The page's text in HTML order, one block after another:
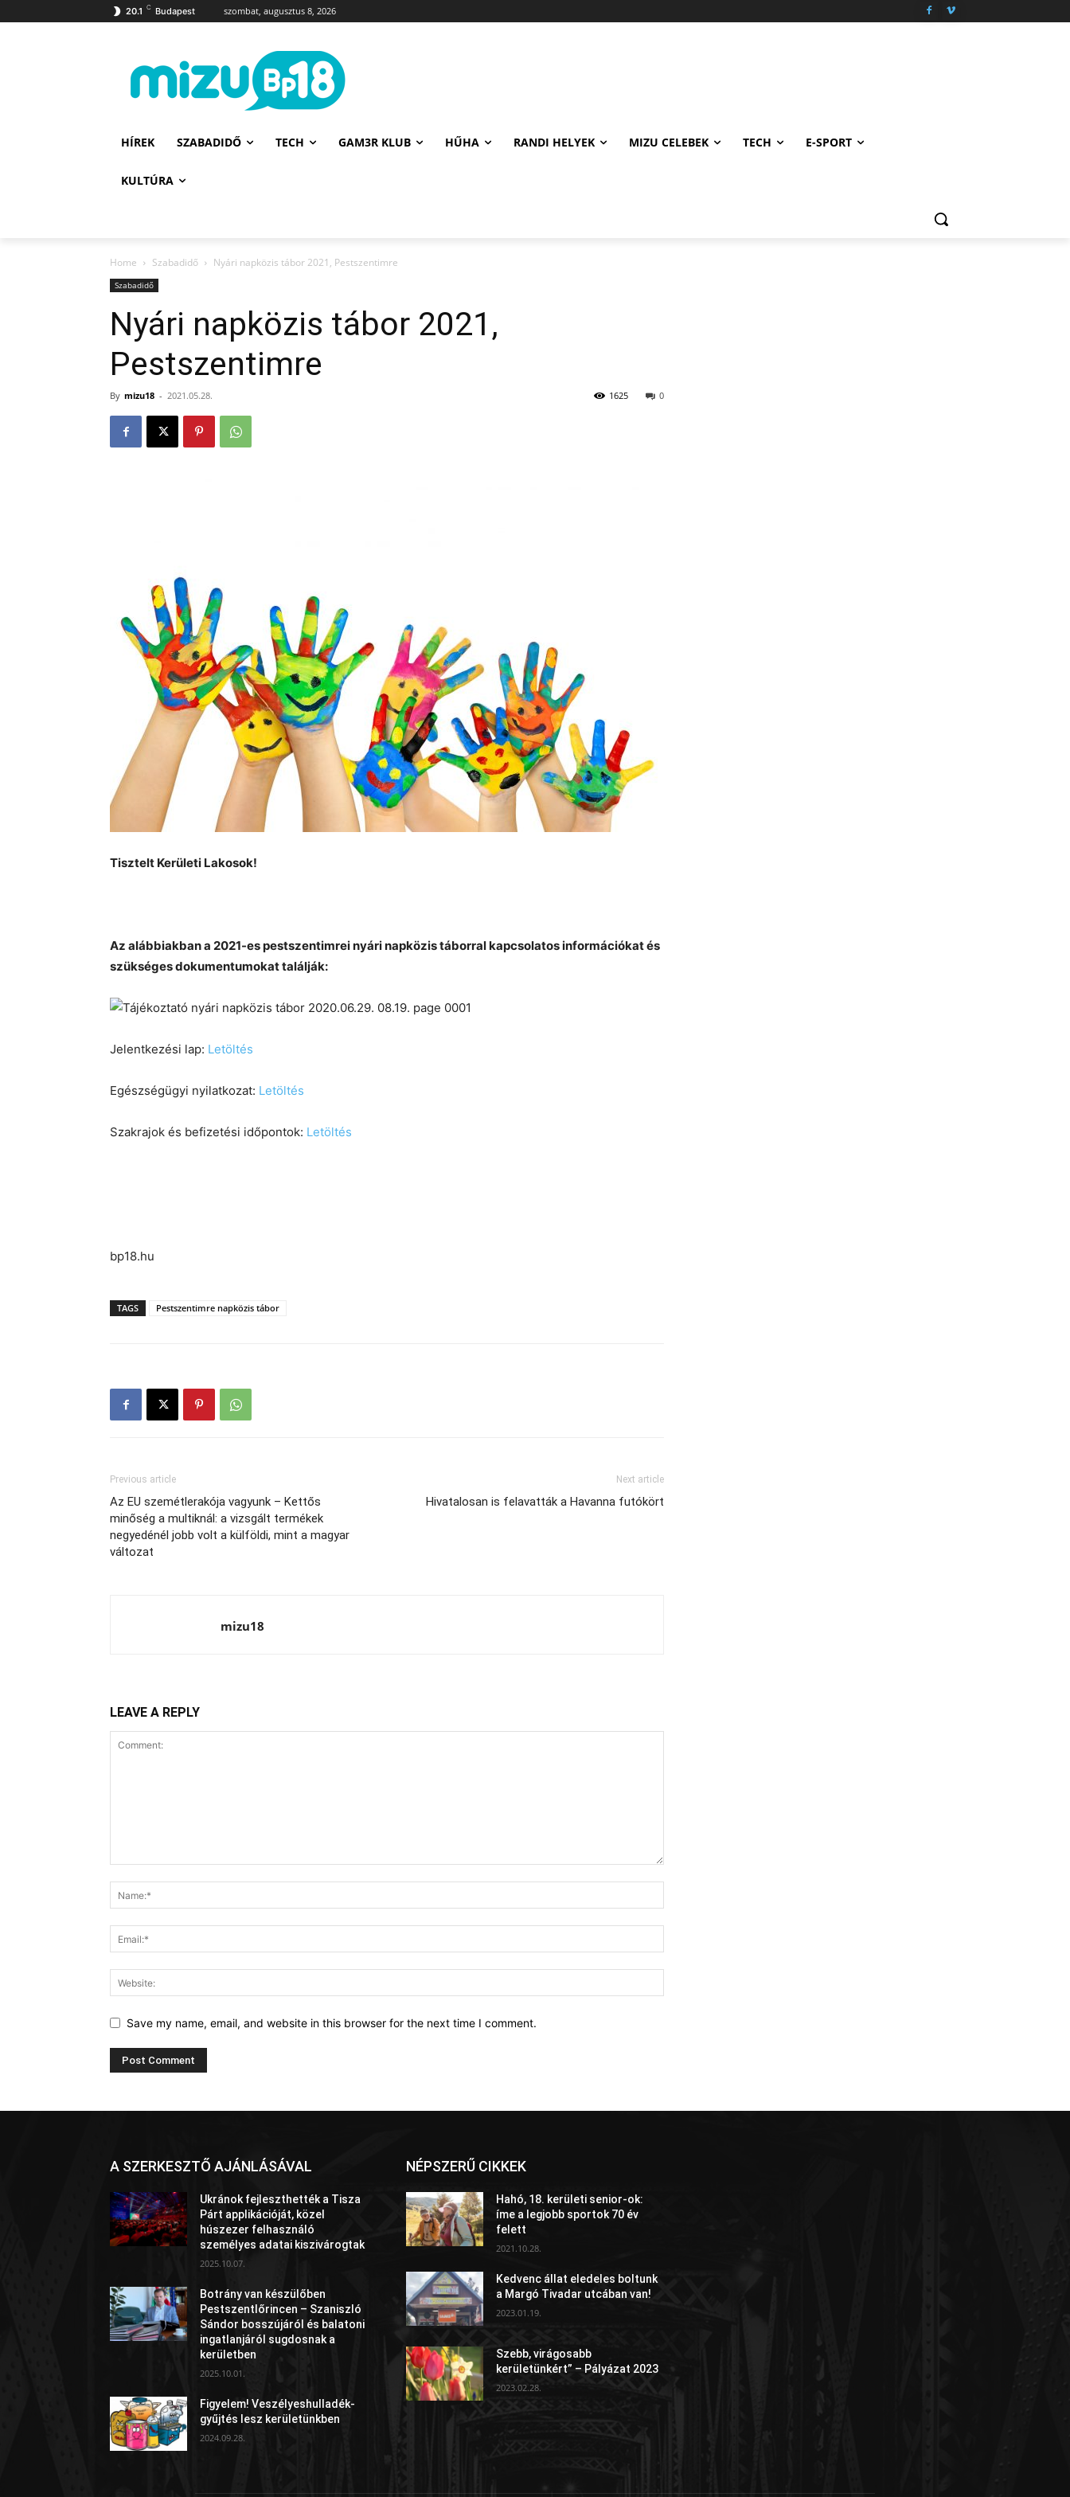
20.1 C Budapest szombat, augusztus 8, 2026
HÍREK SZABADIDŐ TECH GAM3R KLUB HŰHA RANDI HELYEK MIZU CELEBEK TECH E-SPORT
KULTÚRA
Home Szabadidő Nyári napközis tábor 2021, Pestszentimre
Szabadidő
Nyári napközis tábor 2021,
Pestszentimre
By mizu18 - 2021.05.28. 0
1625
Tisztelt Kerületi Lakosok!
Az alábbiakban a 2021-es pestszentimrei nyári napközis táborral kapcsolatos információkat és
szükséges dokumentumokat találják:
Jelentkezési lap: Letöltés
Egészségügyi nyilatkozat: Letöltés
Szakrajok és befizetési időpontok: Letöltés
bp18.hu
TAGS Pestszentimre napközis tábor
Previous article
Az EU szemétlerakója vagyunk – Kettős
minőség a multiknál: a vizsgált termékek
negyedénél jobb volt a külföldi, mint a magyar
változat
Next article
Hivatalosan is felavatták a Havanna futókört
mizu18
LEAVE A REPLY
Save my name, email, and website in this browser for the next time I comment.
A SZERKESZTŐ AJÁNLÁSÁVAL
Ukránok fejleszthették a Tisza
Párt applikációját, közel
húszezer felhasználó
személyes adatai kiszivárogtak
2025.10.07.
Botrány van készülőben
Pestszentlőrincen – Szaniszló
Sándor bosszújáról és balatoni
ingatlanjáról sugdosnak a
kerületben
2025.10.01.
Figyelem! Veszélyeshulladék-
gyűjtés lesz kerületünkben
2024.09.28.
NÉPSZERŰ CIKKEK
Hahó, 18. kerületi senior-ok:
íme a legjobb sportok 70 év
felett
2021.10.28.
Kedvenc állat eledeles boltunk
a Margó Tivadar utcában van!
2023.01.19.
Szebb, virágosabb
kerületünkért” – Pályázat 2023
2023.02.28.